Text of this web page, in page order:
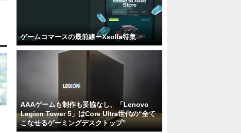
ゲームコマースの最前線ーXsolla特集
AAAゲームも制作も妥協なし。「Lenovo
Legion Tower 5」はCore Ultra世代の“全て
こなせるゲーミングデスクトップ”